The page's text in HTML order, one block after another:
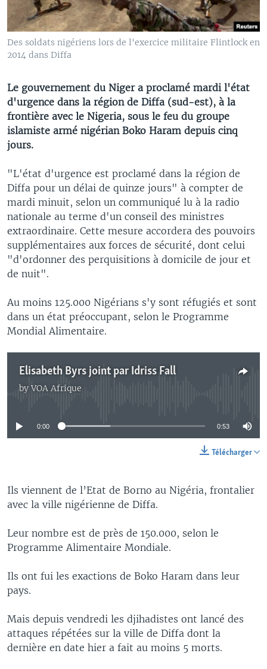
Des soldats nigériens lors de l'exercice militaire Flintlock en
2014 dans Diffa
Le gouvernement du Niger a proclamé mardi l'état
d'urgence dans la région de Diffa (sud-est), à la
frontière avec le Nigeria, sous le feu du groupe
islamiste armé nigérian Boko Haram depuis cinq
jours.
"L'état d'urgence est proclamé dans la région de
Diffa pour un délai de quinze jours" à compter de
mardi minuit, selon un communiqué lu à la radio
nationale au terme d'un conseil des ministres
extraordinaire. Cette mesure accordera des pouvoirs
supplémentaires aux forces de sécurité, dont celui
"d'ordonner des perquisitions à domicile de jour et
de nuit".
Au moins 125.000 Nigérians s'y sont réfugiés et sont
dans un état préoccupant, selon le Programme
Mondial Alimentaire.
Elisabeth Byrs joint par Idriss Fall
byVOA Afrique
No media source currently available
0:00 0:53
Télécharger
Ils viennent de l’Etat de Borno au Nigéria, frontalier
avec la ville nigérienne de Diffa.
Leur nombre est de près de 150.000, selon le
Programme Alimentaire Mondiale.
Ils ont fui les exactions de Boko Haram dans leur
pays.
Mais depuis vendredi les djihadistes ont lancé des
attaques répétées sur la ville de Diffa dont la
dernière en date hier a fait au moins 5 morts.